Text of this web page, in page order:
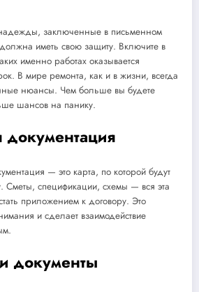
заключенные в письменном
иметь свою защиту. Включите в
именно работах оказывается
В мире ремонта, как и в жизни, всегда
нюансы. Чем больше вы будете
шансов на панику.
документация
— это карта, по которой будут
Сметы, спецификации, схемы — вся эта
приложением к договору. Это
и сделает взаимодействие
документы